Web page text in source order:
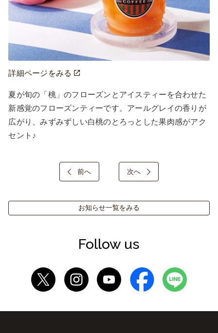
詳細ページをみる
夏が旬の「桃」のフローズンとアイスティーを合わせた
新感覚のフローズンティーです。アールグレイの香りが
広がり、みずみずしい白桃のとろっとした果肉感がアク
セント♪
前へ 次へ
お知らせ一覧をみる
Follow us